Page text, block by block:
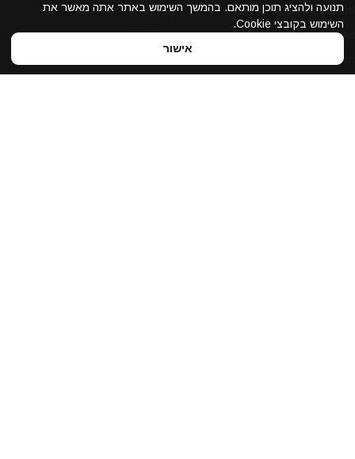
Stewart/Stand
dax
STORM London
Bellroy
slimTECH
תנועה ולהציג תוכן מותאם. בהמשך השימוש באתר אתה מאשר את
השימוש בקובצי Cookie.
אישור